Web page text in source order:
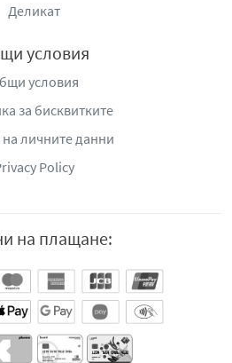
Деликат
условия
условия
за бисквитките
личните данни
Policy
на плащане: